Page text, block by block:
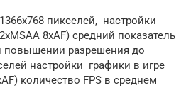
пикселей, настройки
8xAF) средний показатель
повышении разрешения до
настройки графики в игре
количество FPS в среднем